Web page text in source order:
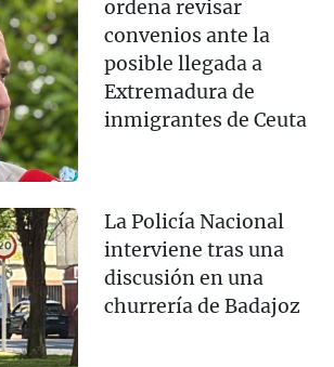
ordena revisar
convenios ante la
posible llegada a
Extremadura de
inmigrantes de Ceuta
La Policía Nacional
interviene tras una
discusión en una
churrería de Badajoz